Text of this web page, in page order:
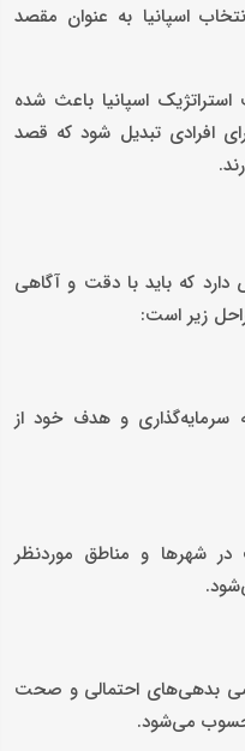
اسپانیا به عنوان مقصد
استراتژیک اسپانیا باعث شده
افرادی تبدیل شود که قصد
که باید با دقت و آگاهی
زیر است:
سرمایه‌گذاری و هدف خود از
شهرها و مناطق موردنظر
بدهی‌های احتمالی و صحت
می‌شود.